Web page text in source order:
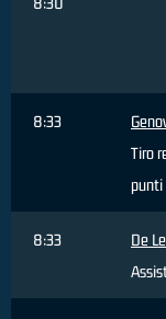
8:33
Tiro
punti
8:33 De